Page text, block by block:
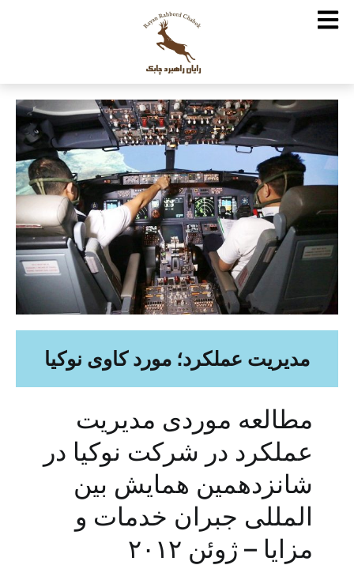
مدیریت عملکرد؛ مورد کاوی نوکیا
مطالعه موردی مدیریت
عملکرد در شرکت نوکیا در
شانزدهمین همایش بین
المللی جبران خدمات و
مزایا – ژوئن ۲۰۱۲